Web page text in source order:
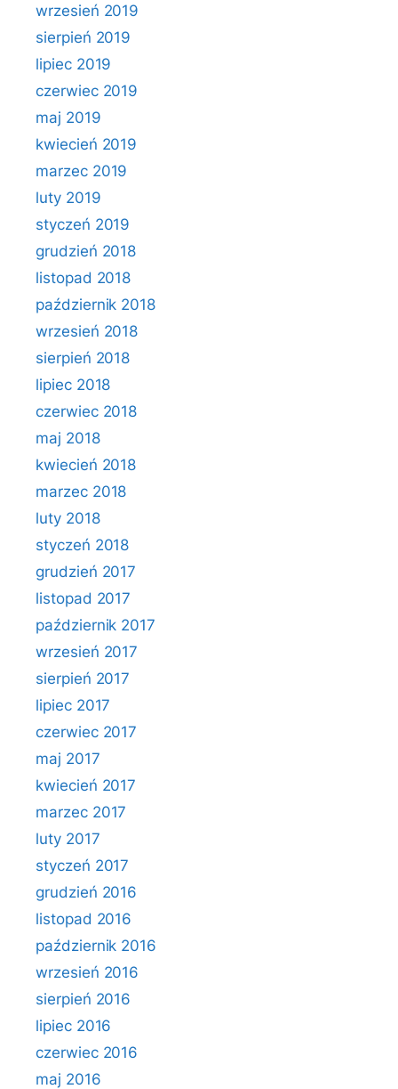
wrzesień 2019
sierpień 2019
lipiec 2019
czerwiec 2019
maj 2019
kwiecień 2019
marzec 2019
luty 2019
styczeń 2019
grudzień 2018
listopad 2018
październik 2018
wrzesień 2018
sierpień 2018
lipiec 2018
czerwiec 2018
maj 2018
kwiecień 2018
marzec 2018
luty 2018
styczeń 2018
grudzień 2017
listopad 2017
październik 2017
wrzesień 2017
sierpień 2017
lipiec 2017
czerwiec 2017
maj 2017
kwiecień 2017
marzec 2017
luty 2017
styczeń 2017
grudzień 2016
listopad 2016
październik 2016
wrzesień 2016
sierpień 2016
lipiec 2016
czerwiec 2016
maj 2016